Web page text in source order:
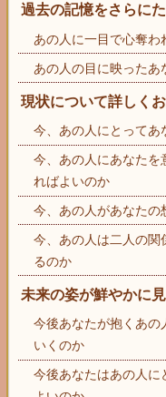
過去の記憶をさらに
あの人に一目で心奪わ
あの人の目に映ったあ
現状について詳しく
今、あの人にとってあ
今、あの人にあなたを
ればよいのか
今、あの人があなたの
今、あの人は二人の関
るのか
未来の姿が鮮やかに
今後あなたが抱くあの
いくのか
今後あなたはあの人に